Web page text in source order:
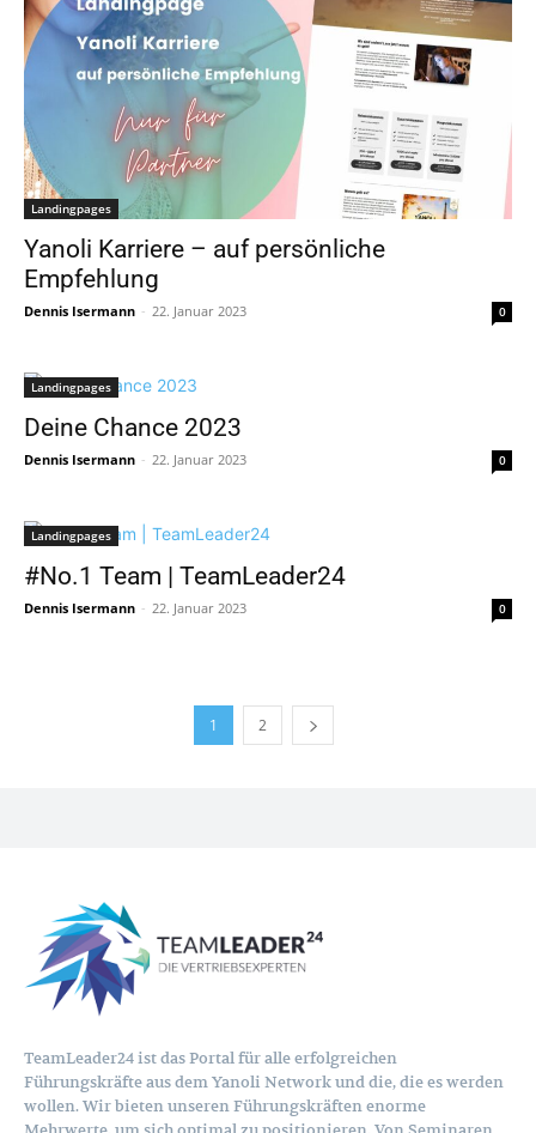
Landingpages
Yanoli Karriere – auf persönliche
Empfehlung
Dennis Isermann - 22. Januar 2023 0
Landingpages
Deine Chance 2023
Dennis Isermann - 22. Januar 2023 0
Landingpages
#No.1 Team | TeamLeader24
Dennis Isermann - 22. Januar 2023 0
1 2
TeamLeader24 ist das Portal für alle erfolgreichen
Führungskräfte aus dem Yanoli Network und die, die es werden
wollen. Wir bieten unseren Führungskräften enorme